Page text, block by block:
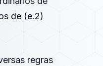
de (e.2)
regras